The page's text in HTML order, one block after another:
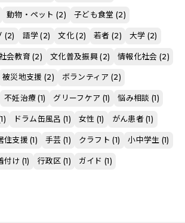
動物・ペット (2) 子ども食堂 (2)
(2) 語学 (2) 文化 (2) 若者 (2) 大学 (2)
会教育 (2) 文化普及振興 (2) 情報化社会 (2)
被災地支援 (2) ボランティア (2)
不妊治療 (1) グリーフケア (1) 悩み相談 (1)
ドラム缶風呂 (1) 女性 (1) がん患者 (1)
住支援 (1) 手芸 (1) クラフト (1) 小中学生 (1)
付け (1) 行政区 (1) ガイド (1)